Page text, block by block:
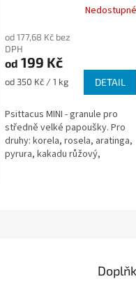
Nedostupné
od 177,68 Kč bez
DPH
od 199 Kč
Měrná
od 350 Kč / 1 kg DETAIL
Psittacus MINI - granule pro
středně velké papoušky. Pro
druhy: korela, rosela, aratinga,
pyrura, kakadu růžový,